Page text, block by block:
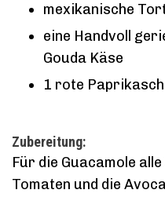
mexikanische
eine Handvoll
Gouda Käse
1 rote
Zubereitung:
Für die Guacamole
Tomaten und die